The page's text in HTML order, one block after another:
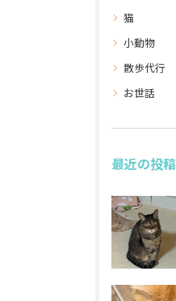
猫
小動物
散歩代行
お世話
最近の投稿